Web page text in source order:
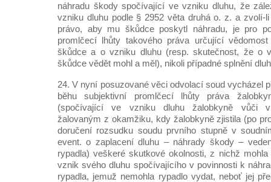
náhradu škody spočívající ve vzniku dluhu, že
vzniku dluhu podle § 2952 věta druhá o. z. a zvolí-
právo, aby mu škůdce poskytl náhradu, je pro
promlčecí lhůty takového práva určující
škůdce a o vzniku dluhu (resp. skutečnost, že o
škůdce vědět mohl a měl), nikoli případné splnění
24. V nyní posuzované věci odvolací soud vycházel
běhu subjektivní promlčecí lhůty práva
(spočívající ve vzniku dluhu žalobkyně vůči
žalovaným z okamžiku, kdy žalobkyně zjistila (po
doručení rozsudku soudu prvního stupně v
event. o zaplacení dluhu – náhrady škody –
rypadla) veškeré skutkové okolnosti, z nichž
vznik svého dluhu spočívajícího v povinnosti k
rypadla, jemuž nemohla rypadlo vydat, neboť jej